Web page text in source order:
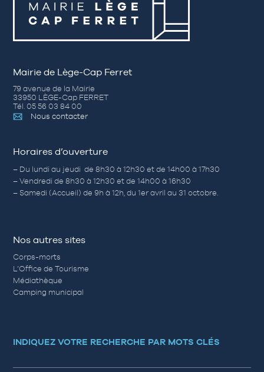
Mairie de Lège-Cap Ferret
79 avenue de la Mairie
33950 LÈGE-Cap FERRET
Tél. 05 56 03 84 00
Nous contacter
Horaires d’ouverture
– Du lundi au jeudi de 8h30 à 12h30 et de 14h00 à 17h30
– Vendredi de 8h30 à 12h30 et de 14h00 à 16h30
– Samedi (Accueil) de 9h à 12h, du 1er avril au 31 octobre.
Nos autres sites
Corps-morts
L’Office de Tourisme
Médiathèque
Camping municipal
INDIQUEZ VOTRE RECHERCHE PAR MOTS CLÉS